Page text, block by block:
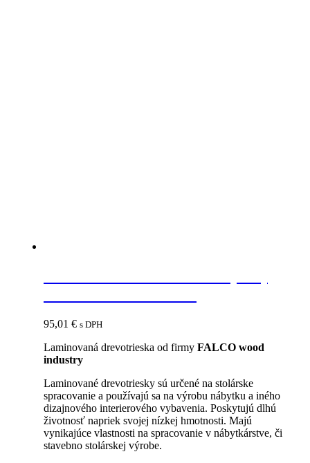
95,01 € s DPH
Laminovaná drevotrieska od firmy FALCO wood
industry
Laminované drevotriesky sú určené na stolárske
spracovanie a používajú sa na výrobu nábytku a iného
dizajnového interierového vybavenia. Poskytujú dlhú
životnosť napriek svojej nízkej hmotnosti. Majú
vynikajúce vlastnosti na spracovanie v nábytkárstve, či
stavebno stolárskej výrobe.